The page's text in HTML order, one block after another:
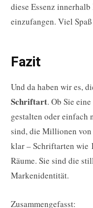
diese Essenz
einzufangen. Viel
Fazit
Und da haben wir es,
Schriftart. Ob Sie
gestalten oder einfach
sind, die Millionen
klar – Schriftarten wie
Räume. Sie sind die
Markenidentität.
Zusammengefasst: